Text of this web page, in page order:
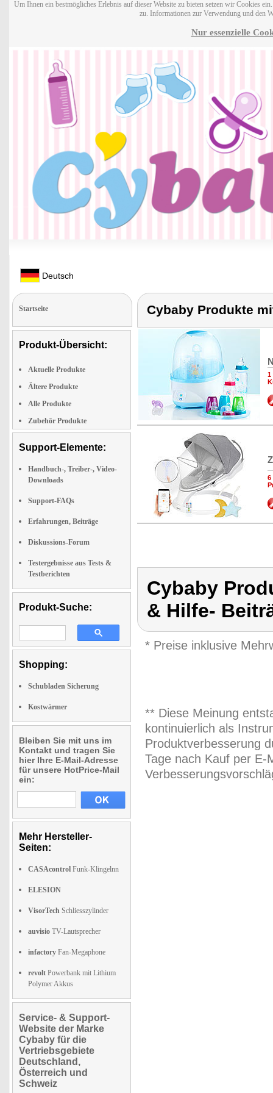
Um Ihnen ein bestmögliches Erlebnis auf dieser Website zu bieten setzen wir Cookies
zu. Informationen zur Verwendung und den
Nur essenzielle
Deutsch
Startseite
Produkt-Übersicht:
Aktuelle Produkte
Ältere Produkte
Alle Produkte
Zubehör Produkte
Support-Elemente:
Handbuch-, Treiber-, Video-
Downloads
Support-FAQs
Erfahrungen, Beiträge
Diskussions-Forum
Testergebnisse aus Tests &
Testberichten
Produkt-Suche:
Shopping:
Schubladen Sicherung
Kostwärmer
Bleiben Sie mit uns im
Kontakt und tragen Sie
hier Ihre E-Mail-Adresse
für unsere HotPrice-Mail
ein:
Mehr Hersteller-
Seiten:
CASAcontrol Funk-Klingelnn
ELESION
VisorTech Schliesszylinder
auvisio TV-Lautsprecher
infactory Fan-Megaphone
revolt Powerbank mit Lithium
Polymer Akkus
Service- & Support-
Website der Marke
Cybaby für die
Vertriebsgebiete
Deutschland,
Österreich und
Schweiz
Cybaby Produkte
1
6
Cybaby
& Hilfe-
* Preise inklusive
** Diese Meinung
kontinuierlich als
Produktverbesserung
Tage nach Kauf per E-